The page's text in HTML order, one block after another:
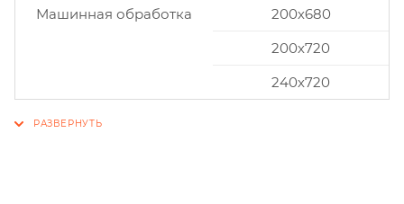
Машинная обработка
200х680
200х720
240х720